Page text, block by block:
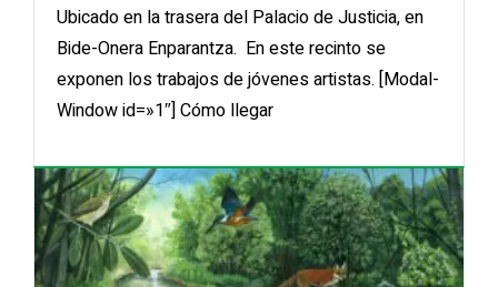
Ubicado en la trasera del Palacio de Justicia, en
Bide-Onera Enparantza. En este recinto se
exponen los trabajos de jóvenes artistas. [Modal-
Window id=»1″] Cómo llegar